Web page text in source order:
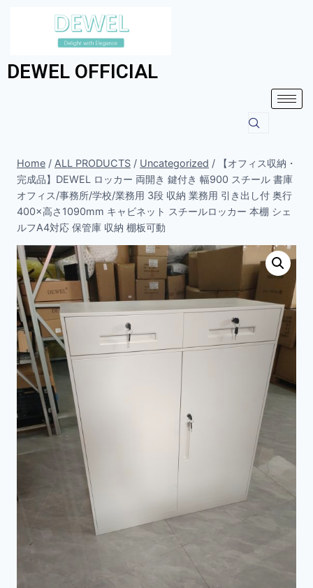
DEWEL OFFICIAL
Home / ALL PRODUCTS / Uncategorized /
【オフィス収納・
完成品】DEWEL ロッカー 両開き 鍵付き 幅900 スチール 書庫
オフィス/事務所/学校/業務用 3段 収納 業務用 引き出し付 奥行
400×高さ1090mm キャビネット スチールロッカー 本棚 シェ
ルフA4対応 保管庫 収納 棚板可動